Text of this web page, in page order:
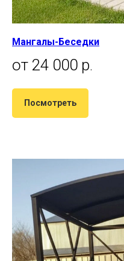
Мангалы-Беседки
от 24 000 р.
Посмотреть